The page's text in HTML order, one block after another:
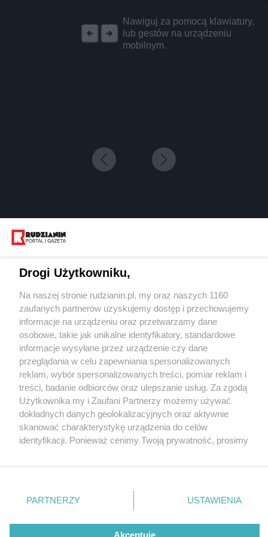
Nawiguj za pomocą klawiatury,
lub gestów na urządzeniu
mobilnym.
Wróć do artykułu:
Wydawca mediów
Nie zapomnij
zapoznać się z:
polityką prywatności regulamin korzystania z portali
Twojemiasto
Piekary Śląskie
Chorzów
Tarnowskie Góry
Gliwice
Skontakuj sięz nami
Kontakt
Wydawca
Redakcja
Drogi Użytkowniku,
Na naszej stronie rudzianin.pl, my oraz naszych 1160
zaufanych partnerów uzyskujemy dostęp i przechowujemy
informacje na urządzeniu oraz przetwarzamy dane
osobowe, takie jak unikalne identyfikatory, standardowe
informacje wysyłane przez urządzenie czy dane
przeglądania w celu zapewniania spersonalizowanych
reklam, wybór spersonalizowanych treści, pomiar reklam i
treści, badanie odbiorców oraz ulepszanie usług. Za zgodą
Użytkownika my i Zaufani Partnerzy możemy używać
dokładnych danych geolokalizacyjnych oraz aktywnie
skanować charakterystykę urządzenia do celów
identyfikacji. Ponieważ cenimy Twoją prywatność, prosimy
prywatności znajdujący się w lewym dolnym rogu strony
. Niektóre rodzaje przetwarzania danych nie wymagają
zgody użytkownika, ale masz prawo sprzeciwić się
takiemu przetwarzaniu. Preferencje będą miały
PARTNERZY USTAWIENIA
Akceptuję